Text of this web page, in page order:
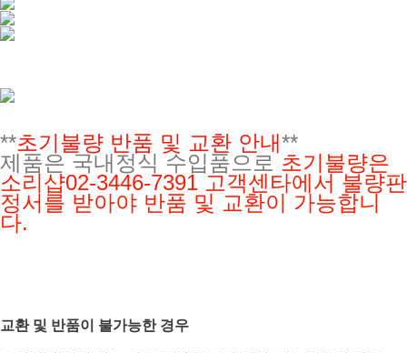
**초기불량 반품 및 교환 안내**
제품은 국내정식 수입품으로 초기불량은
소리샵02-3446-7391 고객센타에서 불량판
정서를 받아야 반품 및 교환이 가능합니
다.
교환 및 반품이 불가능한 경우